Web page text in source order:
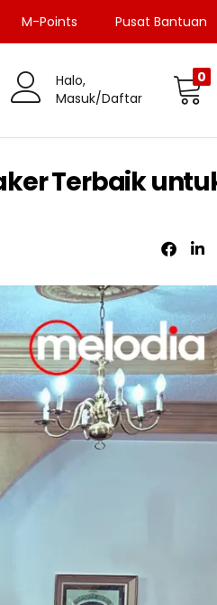
M-Points Pusat Bantuan
Halo,
Masuk/Daftar
0
Terbaik